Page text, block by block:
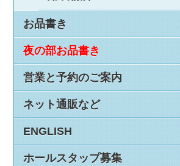
お品書き
夜の部お品書き
営業と予約のご案内
ネット通販など
ENGLISH
ホールスタップ募集